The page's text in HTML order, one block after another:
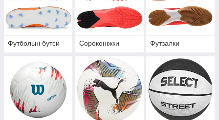
Футбольні бутси Сороконіжки Футзалки